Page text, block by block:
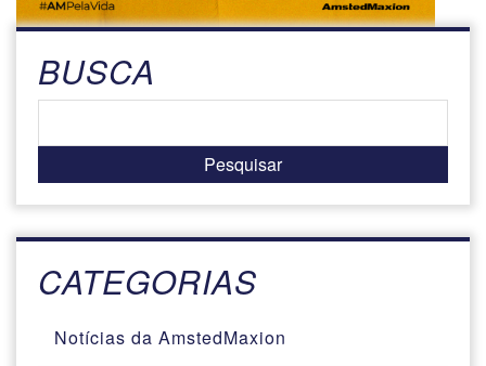
BUSCA
CATEGORIAS
Notícias da AmstedMaxion